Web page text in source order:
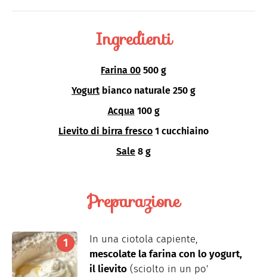
Ingredienti
Farina 00 500 g
Yogurt bianco naturale 250 g
Acqua 100 g
Lievito di birra fresco 1 cucchiaino
Sale 8 g
Preparazione
In una ciotola capiente,
mescolate la farina con lo yogurt,
il lievito (sciolto in un po'